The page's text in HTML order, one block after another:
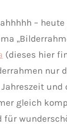
–
(dieses hier
nur
Jahreszeit
gleich
für